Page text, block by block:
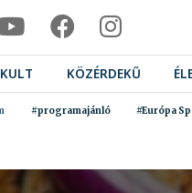
KULT KÖZÉRDEKŰ
#programajánló #Európa